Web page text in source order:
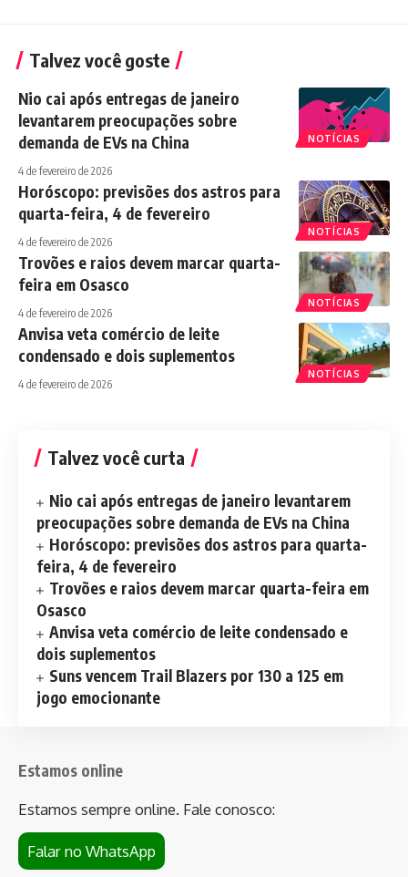
Talvez você goste
NOTÍCIAS
Nio cai após entregas de janeiro
levantarem preocupações sobre
demanda de EVs na China
4 de fevereiro de 2026
NOTÍCIAS
Horóscopo: previsões dos astros para
quarta-feira, 4 de fevereiro
4 de fevereiro de 2026
NOTÍCIAS
Trovões e raios devem marcar quarta-
feira em Osasco
4 de fevereiro de 2026
NOTÍCIAS
Anvisa veta comércio de leite
condensado e dois suplementos
4 de fevereiro de 2026
Talvez você curta
Nio cai após entregas de janeiro levantarem
preocupações sobre demanda de EVs na China
Horóscopo: previsões dos astros para quarta-
feira, 4 de fevereiro
Trovões e raios devem marcar quarta-feira em
Osasco
Anvisa veta comércio de leite condensado e
dois suplementos
Suns vencem Trail Blazers por 130 a 125 em
jogo emocionante
Estamos online
Estamos sempre online. Fale conosco:
Falar no WhatsApp